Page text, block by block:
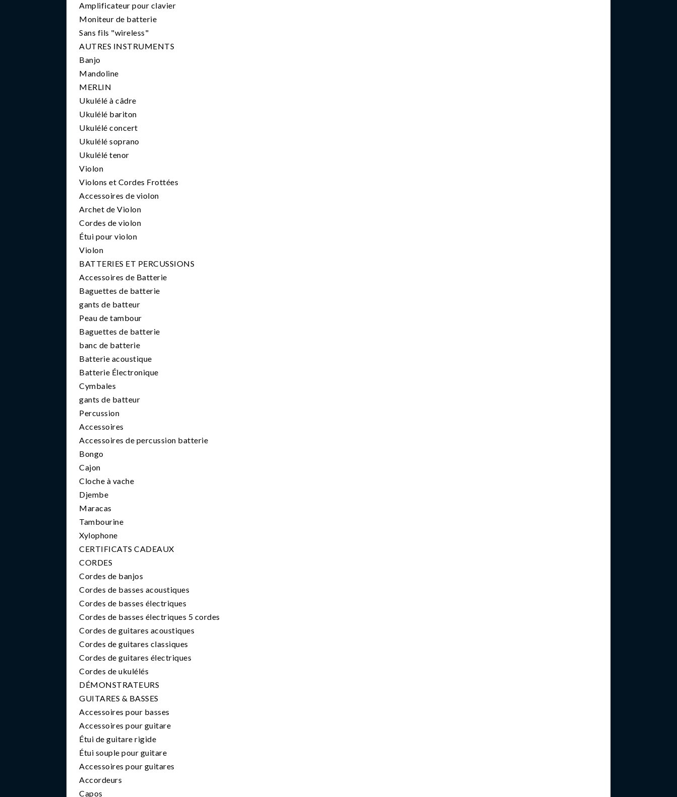
Amplificateur pour clavier
Moniteur de batterie
Sans fils "wireless"
AUTRES INSTRUMENTS
Banjo
Mandoline
MERLIN
Ukulélé à câdre
Ukulélé bariton
Ukulélé concert
Ukulélé soprano
Ukulélé tenor
Violon
Violons et Cordes Frottées
Accessoires de violon
Archet de Violon
Cordes de violon
Étui pour violon
Violon
BATTERIES ET PERCUSSIONS
Accessoires de Batterie
Baguettes de batterie
gants de batteur
Peau de tambour
Baguettes de batterie
banc de batterie
Batterie acoustique
Batterie Électronique
Cymbales
gants de batteur
Percussion
Accessoires
Accessoires de percussion batterie
Bongo
Cajon
Cloche à vache
Djembe
Maracas
Tambourine
Xylophone
CERTIFICATS CADEAUX
CORDES
Cordes de banjos
Cordes de basses acoustiques
Cordes de basses électriques
Cordes de basses électriques 5 cordes
Cordes de guitares acoustiques
Cordes de guitares classiques
Cordes de guitares électriques
Cordes de ukulélés
DÉMONSTRATEURS
GUITARES & BASSES
Accessoires pour basses
Accessoires pour guitare
Étui de guitare rigide
Étui souple pour guitare
Accessoires pour guitares
Accordeurs
Capos